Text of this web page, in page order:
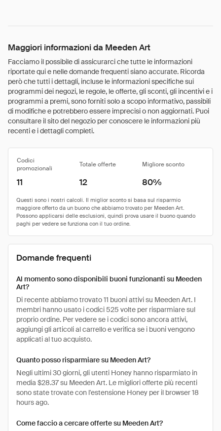
Maggiori informazioni da Meeden Art
Facciamo il possibile di assicurarci che tutte le informazioni
riportate qui e nelle domande frequenti siano accurate. Ricorda
però che tutti i dettagli, incluse le informazioni specifiche sui
programmi dei negozi, le regole, le offerte, gli sconti, gli incentivi e i
programmi a premi, sono forniti solo a scopo informativo, passibili
di modifiche e potrebbero essere imprecisi o non aggiornati. Puoi
consultare il sito del negozio per conoscere le informazioni più
recenti e i dettagli completi.
Codici
promozionali
Totale offerte Migliore sconto
11 12 80%
Domande frequenti
Al momento sono disponibili buoni funzionanti su Meeden
Art?
Di recente abbiamo trovato 11 buoni attivi su Meeden Art. I
membri hanno usato i codici 525 volte per risparmiare sul
proprio ordine. Per vedere se i codici sono ancora attivi,
aggiungi gli articoli al carrello e verifica se i buoni vengono
applicati al tuo acquisto.
Quanto posso risparmiare su Meeden Art?
Negli ultimi 30 giorni, gli utenti Honey hanno risparmiato in
media $28.37 su Meeden Art. Le migliori offerte più recenti
sono state trovate con l'estensione Honey per il browser 18
hours ago.
Come faccio a cercare offerte su Meeden Art?